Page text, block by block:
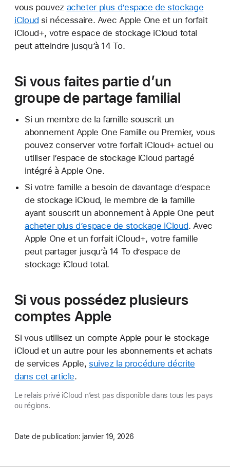
vous pouvez acheter plus d’espace de stockage
iCloud si nécessaire. Avec Apple One et un forfait
iCloud+, votre espace de stockage iCloud total
peut atteindre jusqu’à 14 To.
Si vous faites partie d’un
groupe de partage familial
Si un membre de la famille souscrit un
abonnement Apple One Famille ou Premier, vous
pouvez conserver votre forfait iCloud+ actuel ou
utiliser l’espace de stockage iCloud partagé
intégré à Apple One.
Si votre famille a besoin de davantage d’espace
de stockage iCloud, le membre de la famille
ayant souscrit un abonnement à Apple One peut
acheter plus d’espace de stockage iCloud. Avec
Apple One et un forfait iCloud+, votre famille
peut partager jusqu’à 14 To d’espace de
stockage iCloud total.
Si vous possédez plusieurs
comptes Apple
Si vous utilisez un compte Apple pour le stockage
iCloud et un autre pour les abonnements et achats
de services Apple, suivez la procédure décrite
dans cet article.
Le relais privé iCloud n’est pas disponible dans tous les pays
ou régions.
Date de publication: janvier 19, 2026